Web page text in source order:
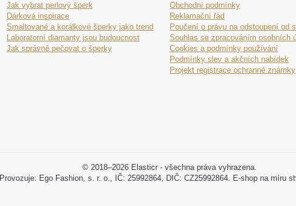
Jak vybrat perlový šperk
Dárková inspirace
Smaltované a korálkové šperky jako trend
Laboratorní diamanty jsou budoucnost
Jak správně pečovat o šperky
Obchodní podmínky
Reklamační řád
Poučení o právu na odstoupení od
Souhlas se zpracováním osobních
Cookies a podmínky používání
Podmínky slev a akčních nabídek
Projekt registrace ochranné známky
© 2018–2026 Elasticr - všechna práva vyhrazena.
Provozuje: Ego Fashion, s. r. o., IČ: 25992864, DIČ: CZ25992864. E-shop na míru